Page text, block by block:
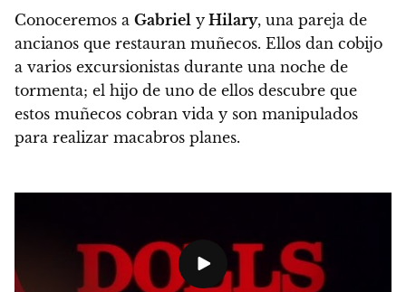
Conoceremos a Gabriel y Hilary, una pareja de
ancianos que restauran muñecos. Ellos dan cobijo
a varios excursionistas durante una noche de
tormenta; el hijo de uno de ellos descubre que
estos muñecos cobran vida y son manipulados
para realizar macabros planes.